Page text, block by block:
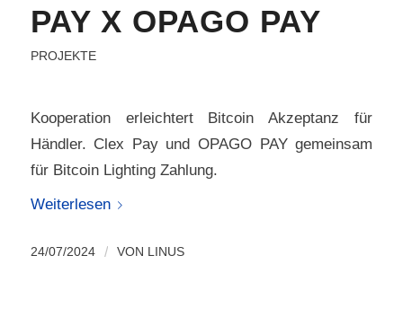
PAY X OPAGO PAY
PROJEKTE
Kooperation erleichtert Bitcoin Akzeptanz für
Händler. Clex Pay und OPAGO PAY gemeinsam
für Bitcoin Lighting Zahlung.
Weiterlesen
24/07/2024 / VON LINUS